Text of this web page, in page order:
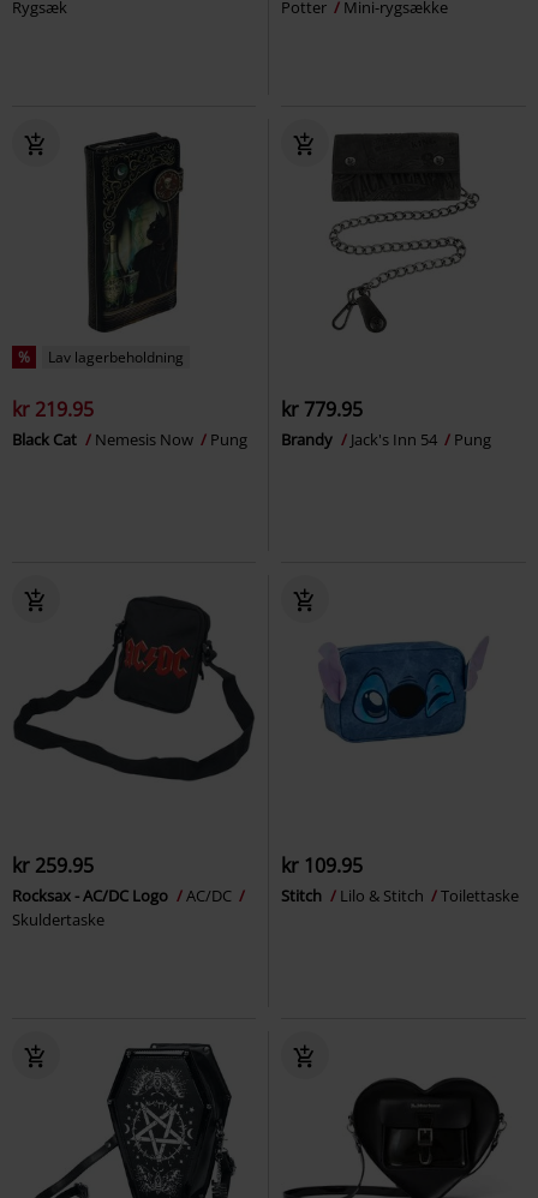
Rygsæk
Potter
Mini-rygsække
% Lav lagerbeholdning
kr 219.95
Black Cat Nemesis Now Pung
kr 779.95
Brandy Jack's Inn 54 Pung
kr 259.95
Rocksax - AC/DC Logo
AC/DC
Skuldertaske
kr 109.95
Stitch Lilo & Stitch Toilettaske